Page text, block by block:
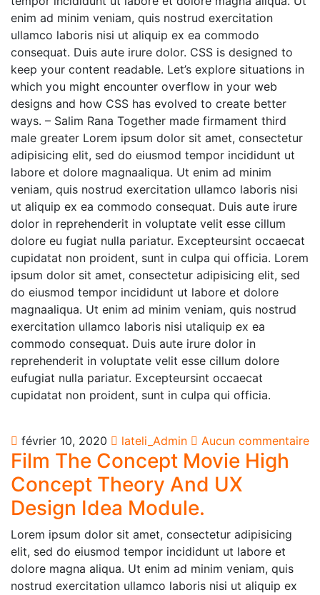
enim ad minim veniam, quis nostrud exercitation
ullamco laboris nisi ut aliquip ex ea commodo
consequat. Duis aute irure dolor. CSS is designed to
keep your content readable. Let’s explore situations in
which you might encounter overflow in your web
designs and how CSS has evolved to create better
ways. – Salim Rana Together made firmament third
male greater Lorem ipsum dolor sit amet, consectetur
adipisicing elit, sed do eiusmod tempor incididunt ut
labore et dolore magnaaliqua. Ut enim ad minim
veniam, quis nostrud exercitation ullamco laboris nisi
ut aliquip ex ea commodo consequat. Duis aute irure
dolor in reprehenderit in voluptate velit esse cillum
dolore eu fugiat nulla pariatur. Excepteursint occaecat
cupidatat non proident, sunt in culpa qui officia. Lorem
ipsum dolor sit amet, consectetur adipisicing elit, sed
do eiusmod tempor incididunt ut labore et dolore
magnaaliqua. Ut enim ad minim veniam, quis nostrud
exercitation ullamco laboris nisi utaliquip ex ea
commodo consequat. Duis aute irure dolor in
reprehenderit in voluptate velit esse cillum dolore
eufugiat nulla pariatur. Excepteursint occaecat
cupidatat non proident, sunt in culpa qui officia.
février 10, 2020 lateli_Admin Aucun commentaire
Film The Concept Movie High
Concept Theory And UX
Design Idea Module.
Lorem ipsum dolor sit amet, consectetur adipisicing
elit, sed do eiusmod tempor incididunt ut labore et
dolore magna aliqua. Ut enim ad minim veniam, quis
nostrud exercitation ullamco laboris nisi ut aliquip ex